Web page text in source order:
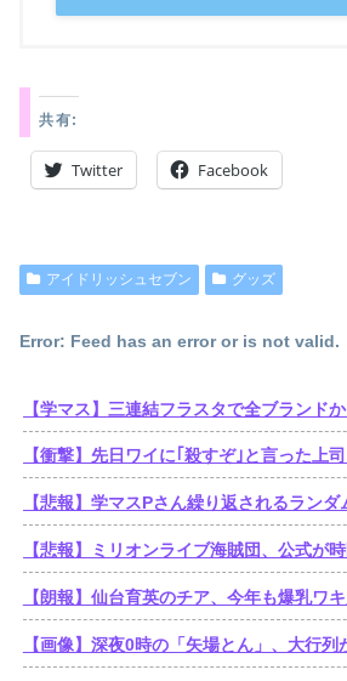
共有:
Twitter Facebook
アイドリッシュセブン グッズ
Error: Feed has an error or is not valid.
【朗報】仙台育英のチア、今年も爆乳ワ
【画像】深夜0時の「矢場とん」、大行